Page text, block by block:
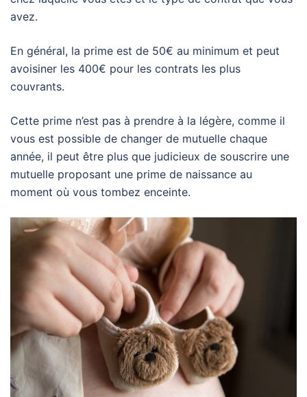
avez.
En général, la prime est de 50€ au minimum et peut
avoisiner les 400€ pour les contrats les plus
couvrants.
Cette prime n’est pas à prendre à la légère, comme il
vous est possible de changer de mutuelle chaque
année, il peut être plus que judicieux de souscrire une
mutuelle proposant une prime de naissance au
moment où vous tombez enceinte.